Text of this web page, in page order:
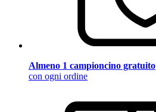
Almeno 1 campioncino gratuito
con ogni ordine